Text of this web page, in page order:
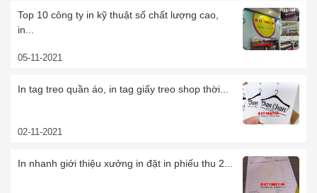
Top 10 công ty in kỹ thuật số chất lượng cao,
in...
05-11-2021
In tag treo quần áo, in tag giấy treo shop thời...
02-11-2021
In nhanh giới thiệu xưởng in đặt in phiếu thu 2...